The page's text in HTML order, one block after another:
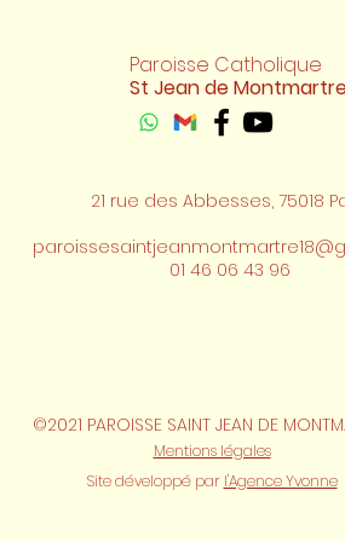
Paroisse Catholique
St Jean de
©2021 PAROISSE SAINT JEAN DE
Mentions légales
Site développé par l'Agence Yvonne
21 rue des Abbesses, 75018
01 46 06 43 96